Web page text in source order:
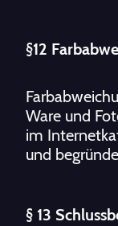
§12
Ware und
im
und
§ 13